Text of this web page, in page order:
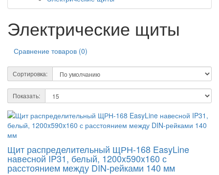
Электрические щиты
Сравнение товаров (0)
Сортировка:
Показать:
Щит распределительный ЩРН-168 EasyLine
навесной IP31, белый, 1200x590x160 с
расстоянием между DIN-рейками 140 мм